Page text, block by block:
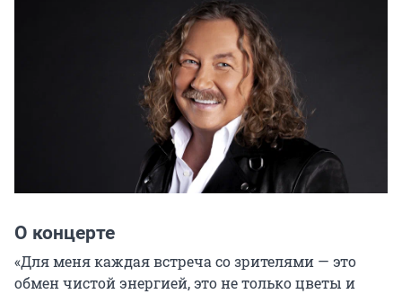
О концерте
«Для меня каждая встреча со зрителями — это
обмен чистой энергией, это не только цветы и